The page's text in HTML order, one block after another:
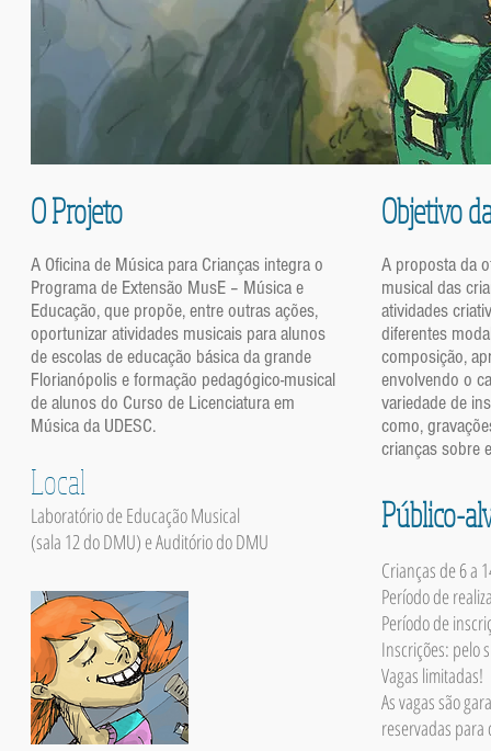
O Projeto
A Oficina de Música para Crianças integra o
Programa de Extensão MusE – Música e
Educação, que propõe, entre outras ações,
oportunizar atividades musicais para alunos
de escolas de educação básica da grande
Florianópolis e formação pedagógico-musical
de alunos do Curso de Licenciatura em
Música da UDESC.
Local
Laboratório de Educação Musical
(sala 12 do DMU) e Auditório do DMU
Objetivo
A proposta da
musical das
atividades
diferentes
composição,
envolvendo o
variedade de
como,
crianças sobre
Público-
Crianças de 6 a
Período de
Período de
Inscrições: pelo
Vagas limitadas!
As vagas são
reservadas para